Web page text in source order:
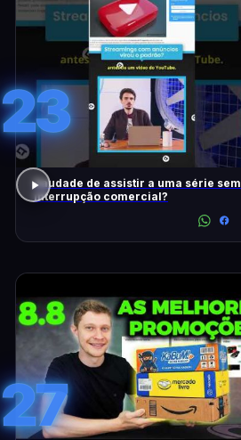
23
Saudade de assistir a uma série sem
interrupção comercial?
27